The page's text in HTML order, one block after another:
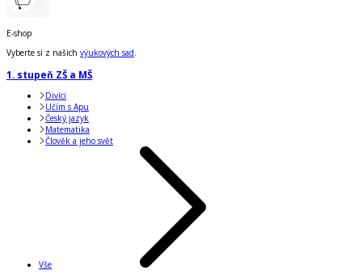
E-shop
Vyberte si z našich výukových sad.
1. stupeň ZŠ a MŠ
Divíci
Učím s Apu
Český jazyk
Matematika
Člověk a jeho svět
Vše